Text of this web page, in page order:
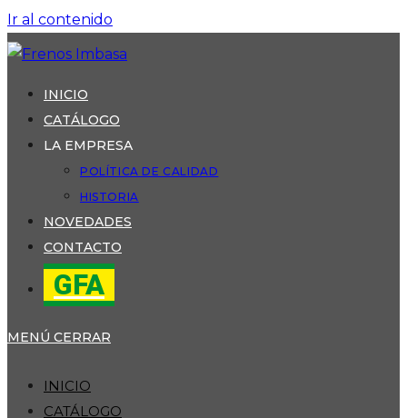
Ir al contenido
INICIO
CATÁLOGO
LA EMPRESA
POLÍTICA DE CALIDAD
HISTORIA
NOVEDADES
CONTACTO
GFA
MENÚ CERRAR
INICIO
CATÁLOGO